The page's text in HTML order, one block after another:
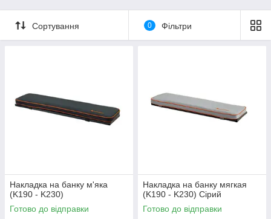
Сортування 0 Фільтри
Накладка на банку м'яка
(K190 - K230)
Готово до відправки
Накладка на банку мягкая
(K190 - K230) Сірий
Готово до відправки